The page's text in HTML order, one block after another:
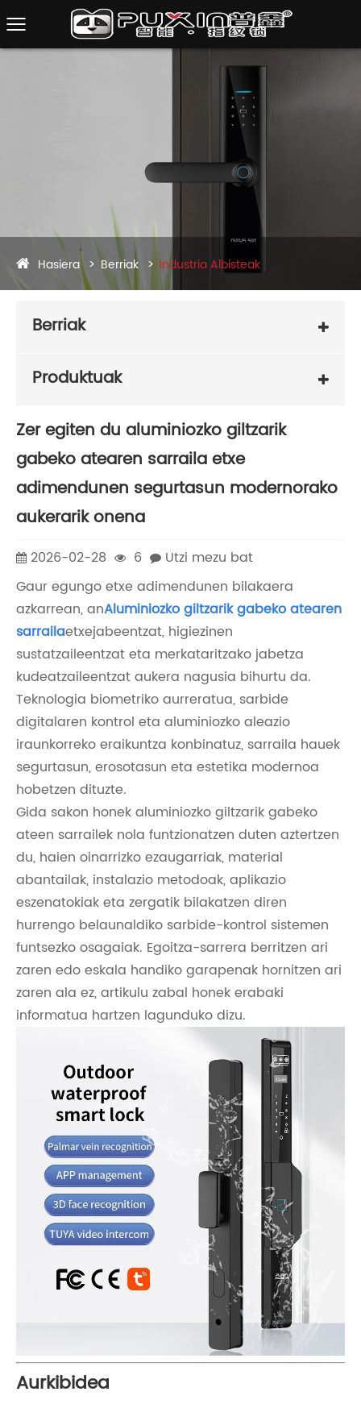
Hasiera Berriak Industria Albisteak
Berriak
Produktuak
Zer egiten du aluminiozko giltzarik
gabeko atearen sarraila etxe
adimendunen segurtasun modernorako
aukerarik onena
2026-02-28 6
Utzi mezu bat
Gaur egungo etxe adimendunen bilakaera
azkarrean, anAluminiozko giltzarik gabeko atearen
sarrailaetxejabeentzat, higiezinen
sustatzaileentzat eta merkataritzako jabetza
kudeatzaileentzat aukera nagusia bihurtu da.
Teknologia biometriko aurreratua, sarbide
digitalaren kontrol eta aluminiozko aleazio
iraunkorreko eraikuntza konbinatuz, sarraila hauek
segurtasun, erosotasun eta estetika modernoa
hobetzen dituzte.
Gida sakon honek aluminiozko giltzarik gabeko
ateen sarrailek nola funtzionatzen duten aztertzen
du, haien oinarrizko ezaugarriak, material
abantailak, instalazio metodoak, aplikazio
eszenatokiak eta zergatik bilakatzen diren
hurrengo belaunaldiko sarbide-kontrol sistemen
funtsezko osagaiak. Egoitza-sarrera berritzen ari
zaren edo eskala handiko garapenak hornitzen ari
zaren ala ez, artikulu zabal honek erabaki
informatua hartzen lagunduko dizu.
Aurkibidea